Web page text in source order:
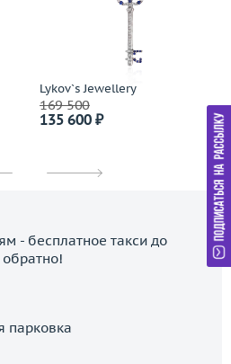
Lykov`s Jewellery
169 500
135 600 ₽
- бесплатное такси до
парковка